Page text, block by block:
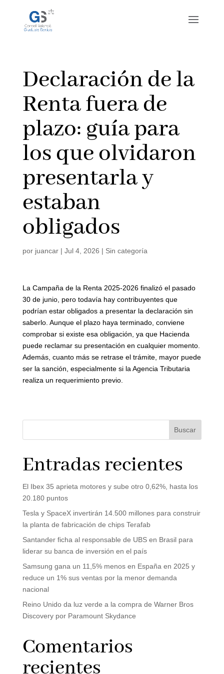
Declaración de la
Renta fuera de
plazo: guía para
los que olvidaron
presentarla y
estaban
obligados
por juancar| Jul 4, 2026 | Sin categoría
La Campaña de la Renta 2025-2026 finalizó el pasado
30 de junio, pero todavía hay contribuyentes que
podrían estar obligados a presentar la declaración sin
saberlo. Aunque el plazo haya terminado, conviene
comprobar si existe esa obligación, ya que Hacienda
puede reclamar su presentación en cualquier momento.
Además, cuanto más se retrase el trámite, mayor puede
ser la sanción, especialmente si la Agencia Tributaria
realiza un requerimiento previo.
Buscar
Entradas recientes
El Ibex 35 aprieta motores y sube otro 0,62%, hasta los
20.180 puntos
Tesla y SpaceX invertirán 14.500 millones para construir
la planta de fabricación de chips Terafab
Santander ficha al responsable de UBS en Brasil para
liderar su banca de inversión en el país
Samsung gana un 11,5% menos en España en 2025 y
reduce un 1% sus ventas por la menor demanda
nacional
Reino Unido da luz verde a la compra de Warner Bros
Discovery por Paramount Skydance
Comentarios
recientes